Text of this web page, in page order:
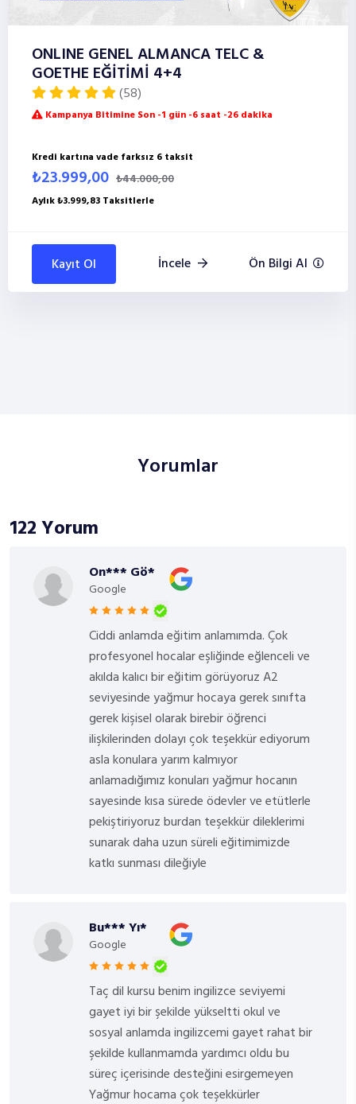
ONLINE GENEL ALMANCA TELC &
GOETHE EĞİTİMİ 4+4
(58)
Kampanya Bitimine Son -1 gün -6 saat -26 dakika
Kredi kartına vade farksız 6 taksit
₺23.999,00 ₺44.000,00
Aylık ₺3.999,83 Taksitlerle
Kayıt Ol İncele Ön Bilgi Al
Yorumlar
122 Yorum
On*** Gö*
Google
Ciddi anlamda eğitim anlamımda. Çok
profesyonel hocalar eşliğinde eğlenceli ve
akılda kalıcı bir eğitim görüyoruz A2
seviyesinde yağmur hocaya gerek sınıfta
gerek kişisel olarak birebir öğrenci
ilişkilerinden dolayı çok teşekkür ediyorum
asla konulara yarım kalmıyor
anlamadığımız konuları yağmur hocanın
sayesinde kısa sürede ödevler ve etütlerle
pekiştiriyoruz burdan teşekkür dileklerimi
sunarak daha uzun süreli eğitimimizde
katkı sunması dileğiyle
Bu*** Yı*
Google
Taç dil kursu benim ingilizce seviyemi
gayet iyi bir şekilde yükseltti okul ve
sosyal anlamda ingilizcemi gayet rahat bir
şekilde kullanmamda yardımcı oldu bu
süreç içerisinde desteğini esirgemeyen
Yağmur hocama çok teşekkürler